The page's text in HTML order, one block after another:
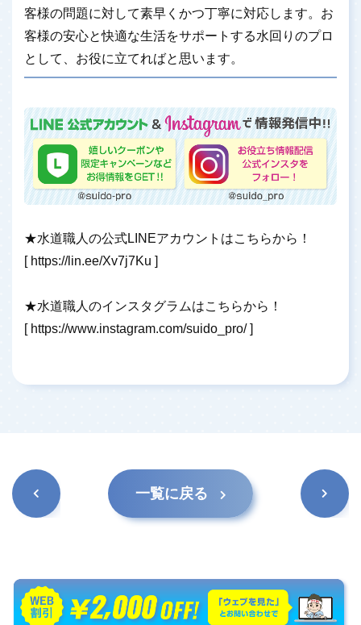
客様の問題に対して素早くかつ丁寧に対応します。お
客様の安心と快適な生活をサポートする水回りのプロ
として、お役に立てればと思います。
★水道職人の公式LINEアカウントはこちらから！
[ https://lin.ee/Xv7j7Ku ]
★水道職人のインスタグラムはこちらから！
[ https://www.instagram.com/suido_pro/]
前の記
事
一覧に戻る
次の記
事